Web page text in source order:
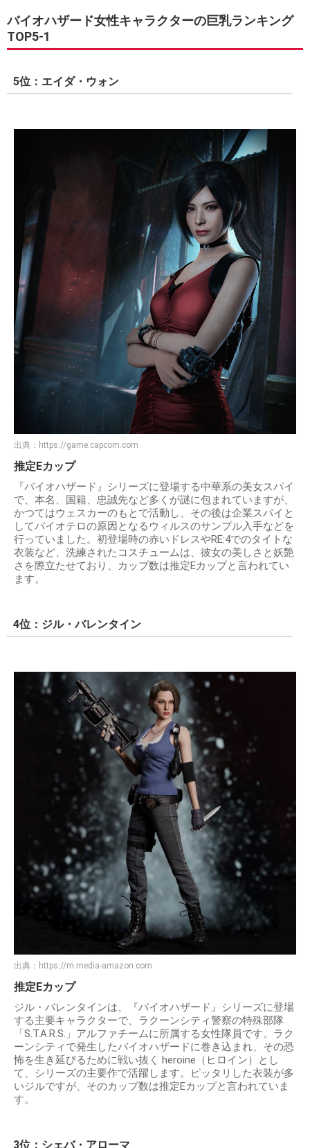
バイオハザード女性キャラクターの巨乳ランキング
TOP5-1
5位：エイダ・ウォン
出典： https://game.capcom.com
推定Eカップ
『バイオハザード』シリーズに登場する中華系の美女スパイ
で、本名、国籍、忠誠先など多くが謎に包まれていますが、
かつてはウェスカーのもとで活動し、その後は企業スパイと
してバイオテロの原因となるウィルスのサンプル入手などを
行っていました。初登場時の赤いドレスやRE:4でのタイトな
衣装など、洗練されたコスチュームは、彼女の美しさと妖艶
さを際立たせており、カップ数は推定Eカップと言われてい
ます。
4位：ジル・バレンタイン
出典： https://m.media-amazon.com
推定Eカップ
ジル・バレンタインは、『バイオハザード』シリーズに登場
する主要キャラクターで、ラクーンシティ警察の特殊部隊
「S.T.A.R.S.」アルファチームに所属する女性隊員です。ラク
ーンシティで発生したバイオハザードに巻き込まれ、その恐
怖を生き延びるために戦い抜く heroine（ヒロイン）とし
て、シリーズの主要作で活躍します。 ピッタリした衣装が多
いジルですが、そのカップ数は推定Eカップと言われていま
す。
3位：シェバ・アローマ